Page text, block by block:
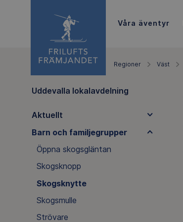
Våra äventyr
Regioner Väst
Uddevalla lokalavdelning
Aktuellt
Barn och familjegrupper
Öppna skogsgläntan
Skogsknopp
Skogsknytte
Skogsmulle
Strövare